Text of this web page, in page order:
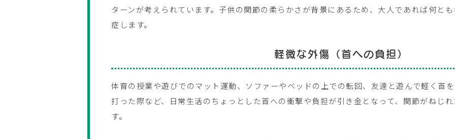
ターンが考えられています。子供の関節の柔らかさが背景にあるため、大人であれば何と
症します。
軽微な外傷（首への負担）
体育の授業や遊びでのマット運動、ソファーやベッドの上での転回、友達と遊んで軽く首
打った際など、日常生活のちょっとした首への衝撃や負担が引き金となって、関節がねじ
す。